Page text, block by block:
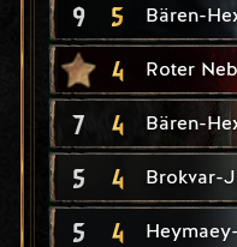
9 5 Bären-
4 Roter
7 4 Bären-
5 4 Brokvar-
5 4